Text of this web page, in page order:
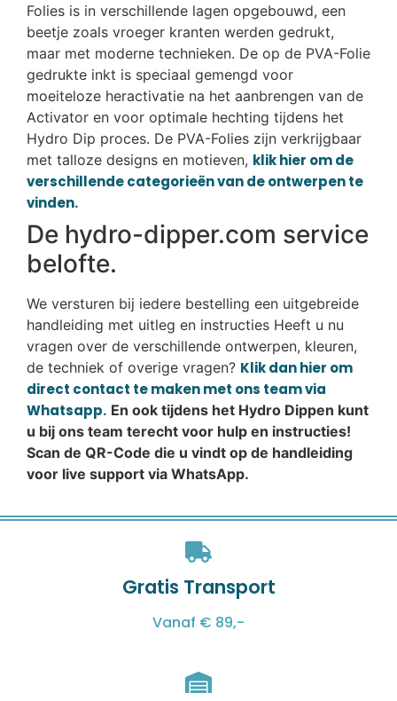
Folies is in verschillende lagen opgebouwd, een
beetje zoals vroeger kranten werden gedrukt,
maar met moderne technieken. De op de PVA-Folie
gedrukte inkt is speciaal gemengd voor
moeiteloze heractivatie na het aanbrengen van de
Activator en voor optimale hechting tijdens het
Hydro Dip proces. De PVA-Folies zijn verkrijgbaar
met talloze designs en motieven, klik hier om de
verschillende categorieën van de ontwerpen te
vinden.
De hydro-dipper.com service
belofte.
We versturen bij iedere bestelling een uitgebreide
handleiding met uitleg en instructies Heeft u nu
vragen over de verschillende ontwerpen, kleuren,
de techniek of overige vragen? Klik dan hier om
direct contact te maken met ons team via
Whatsapp. En ook tijdens het Hydro Dippen kunt
u bij ons team terecht voor hulp en instructies!
Scan de QR-Code die u vindt op de handleiding
voor live support via WhatsApp.
Gratis Transport
Vanaf € 89,-